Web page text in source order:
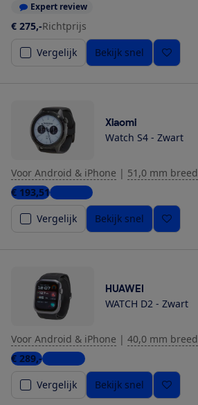
Expert review
€ 275,-Richtprijs
Vergelijk
Bekijk snel
Xiaomi
Watch S4 - Zwart
Voor Android & iPhone | 51,0 mm breed
€ 193,513 winkels
Vergelijk
Bekijk snel
HUAWEI
WATCH D2 - Zwart
Voor Android & iPhone | 40,0 mm breed
€ 289,-6 winkels
Vergelijk
Bekijk snel